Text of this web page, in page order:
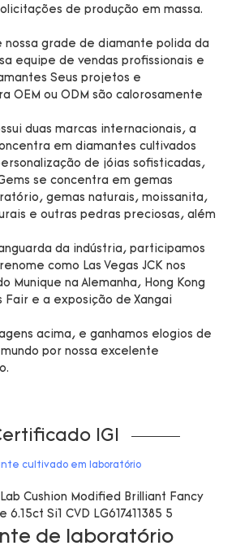
de produção em massa.
nossa grade de diamante polida da
equipe de vendas profissionais e
Seus projetos e
OEM ou ODM são calorosamente
duas marcas internacionais, a
em diamantes cultivados
de jóias sofisticadas,
se concentra em gemas
gemas naturais, moissanita,
e outras pedras preciosas, além
da indústria, participamos
como Las Vegas JCK nos
Munique na Alemanha, Hong Kong
Fair e a exposição de Xangai
acima, e ganhamos elogios de
por nossa excelente
IGI
cultivado em laboratório
de laboratório